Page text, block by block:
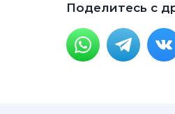
Поделитесь с